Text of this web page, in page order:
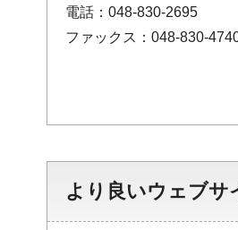
電話：048-830-2695
ファックス：048-830-
より良いウェブサ